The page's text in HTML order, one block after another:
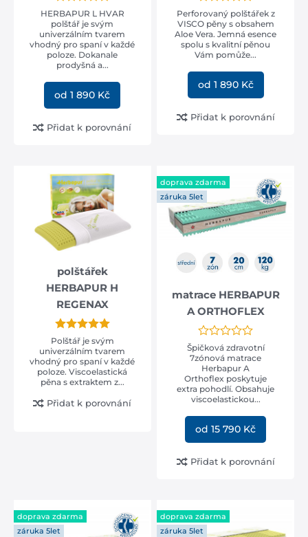
tuhost matrace
měkká (1)
podložka
pevná podložka(6)
oblíbená poloha
na boku(6)
na břichu(6)
na zádech
vaše váha
zdravotní matrace
doporučeno ortopedem
HERBAPUR L HVAR
polštář je svým
univerzálním tvarem
vhodný pro spaní v každé
poloze. Dokanale
prodyšná a...
od 1 890 Kč
Přidat k porovnání
Perforovaný polštářek z
VISCO pěny s obsahem
Aloe Vera. Jemná esence
spolu s kvalitní pěnou
Vám pomůže...
od 1 890 Kč
Přidat k porovnání
polštářek
HERBAPUR H
REGENAX
Polštář je svým
univerzálním tvarem
vhodný pro spaní v každé
poloze. Viscoelastická
pěna s extraktem z...
Přidat k porovnání
doprava zdarma
záruka 5let
matrace HERBAPUR
A ORTHOFLEX
Špičková zdravotní
7zónová matrace
Herbapur A
Orthoflex poskytuje
extra pohodlí. Obsahuje
viscoelastickou...
od 15 790 Kč
Přidat k porovnání
doprava zdarma
záruka 5let
doprava zdarma
záruka 5let